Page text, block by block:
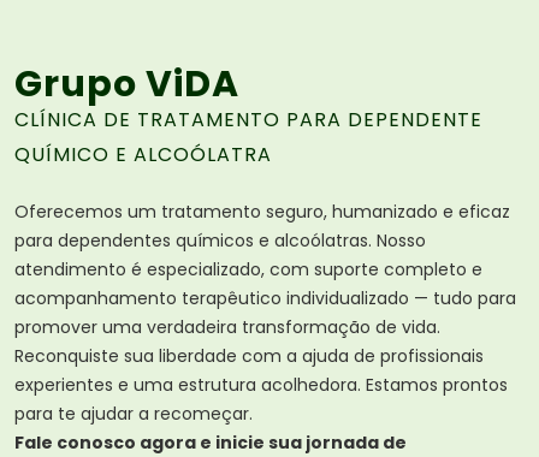
Grupo ViDA
CLÍNICA DE TRATAMENTO PARA DEPENDENTE
QUÍMICO E ALCOÓLATRA
Oferecemos um tratamento seguro, humanizado e eficaz
para dependentes químicos e alcoólatras. Nosso
atendimento é especializado, com suporte completo e
acompanhamento terapêutico individualizado — tudo para
promover uma verdadeira transformação de vida.
Reconquiste sua liberdade com a ajuda de profissionais
experientes e uma estrutura acolhedora. Estamos prontos
para te ajudar a recomeçar.
Fale conosco agora e inicie sua jornada de